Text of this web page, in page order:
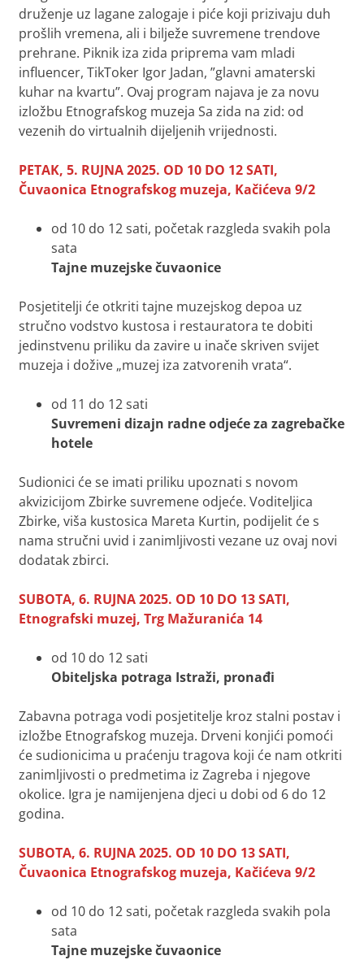
druženje uz lagane zalogaje i piće koji prizivaju duh
prošlih vremena, ali i bilježe suvremene trendove
prehrane. Piknik iza zida priprema vam mladi
influencer, TikToker Igor Jadan, ”glavni amaterski
kuhar na kvartu”. Ovaj program najava je za novu
izložbu Etnografskog muzeja Sa zida na zid: od
vezenih do virtualnih dijeljenih vrijednosti.
PETAK, 5. RUJNA 2025. OD 10 DO 12 SATI,
Čuvaonica Etnografskog muzeja, Kačićeva 9/2
od 10 do 12 sati, početak razgleda svakih pola
sata
Tajne muzejske čuvaonice
Posjetitelji će otkriti tajne muzejskog depoa uz
stručno vodstvo kustosa i restauratora te dobiti
jedinstvenu priliku da zavire u inače skriven svijet
muzeja i dožive „muzej iza zatvorenih vrata“.
od 11 do 12 sati
Suvremeni dizajn radne odjeće za zagrebačke
hotele
Sudionici će se imati priliku upoznati s novom
akvizicijom Zbirke suvremene odjeće. Voditeljica
Zbirke, viša kustosica Mareta Kurtin, podijelit će s
nama stručni uvid i zanimljivosti vezane uz ovaj novi
dodatak zbirci.
SUBOTA, 6. RUJNA 2025. OD 10 DO 13 SATI,
Etnografski muzej, Trg Mažuranića 14
od 10 do 12 sati
Obiteljska potraga Istraži, pronađi
Zabavna potraga vodi posjetitelje kroz stalni postav i
izložbe Etnografskog muzeja. Drveni konjići pomoći
će sudionicima u praćenju tragova koji će nam otkriti
zanimljivosti o predmetima iz Zagreba i njegove
okolice. Igra je namijenjena djeci u dobi od 6 do 12
godina.
SUBOTA, 6. RUJNA 2025. OD 10 DO 13 SATI,
Čuvaonica Etnografskog muzeja, Kačićeva 9/2
od 10 do 12 sati, početak razgleda svakih pola
sata
Tajne muzejske čuvaonice